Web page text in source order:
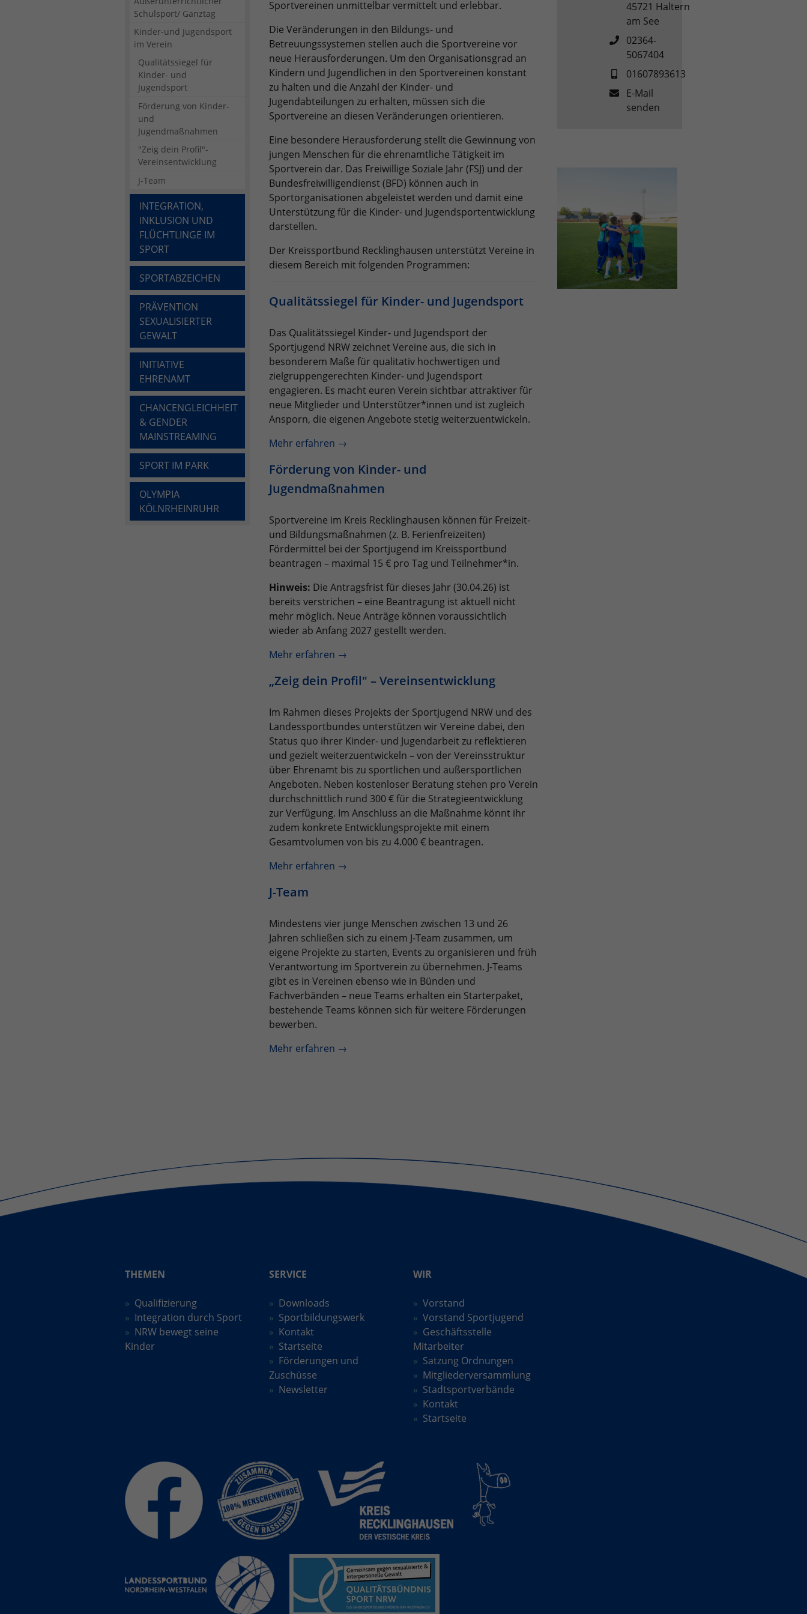
Schulsport/ Ganztag
Kinder-und Jugendsport
im Verein
Qualitätssiegel für
Kinder- und
Jugendsport
Förderung von Kinder-
und
Jugendmaßnahmen
"Zeig dein Profil"-
Vereinsentwicklung
J-Team
INTEGRATION,
INKLUSION UND
FLÜCHTLINGE IM
SPORT
SPORTABZEICHEN
PRÄVENTION
SEXUALISIERTER
GEWALT
INITIATIVE
EHRENAMT
CHANCENGLEICHHEIT
& GENDER
MAINSTREAMING
SPORT IM PARK
OLYMPIA
KÖLNRHEINRUHR
Sportvereinen unmittelbar vermittelt und erlebbar.
Die Veränderungen in den Bildungs- und
Betreuungssystemen stellen auch die Sportvereine vor
neue Herausforderungen. Um den Organisationsgrad an
Kindern und Jugendlichen in den Sportvereinen konstant
zu halten und die Anzahl der Kinder- und
Jugendabteilungen zu erhalten, müssen sich die
Sportvereine an diesen Veränderungen orientieren.
Eine besondere Herausforderung stellt die Gewinnung von
jungen Menschen für die ehrenamtliche Tätigkeit im
Sportverein dar. Das Freiwillige Soziale Jahr (FSJ) und der
Bundesfreiwilligendienst (BFD) können auch in
Sportorganisationen abgeleistet werden und damit eine
Unterstützung für die Kinder- und Jugendsportentwicklung
darstellen.
Der Kreissportbund Recklinghausen unterstützt Vereine in
diesem Bereich mit folgenden Programmen:
Qualitätssiegel für Kinder- und Jugendsport
Das Qualitätssiegel Kinder- und Jugendsport der
Sportjugend NRW zeichnet Vereine aus, die sich in
besonderem Maße für qualitativ hochwertigen und
zielgruppengerechten Kinder- und Jugendsport
engagieren. Es macht euren Verein sichtbar attraktiver für
neue Mitglieder und Unterstützer*innen und ist zugleich
Ansporn, die eigenen Angebote stetig weiterzuentwickeln.
Mehr erfahren →
Förderung von Kinder- und
Jugendmaßnahmen
Sportvereine im Kreis Recklinghausen können für Freizeit-
und Bildungsmaßnahmen (z. B. Ferienfreizeiten)
Fördermittel bei der Sportjugend im Kreissportbund
beantragen – maximal 15 € pro Tag und Teilnehmer*in.
Hinweis: Die Antragsfrist für dieses Jahr (30.04.26) ist
bereits verstrichen – eine Beantragung ist aktuell nicht
mehr möglich. Neue Anträge können voraussichtlich
wieder ab Anfang 2027 gestellt werden.
Mehr erfahren →
„Zeig dein Profil" – Vereinsentwicklung
Im Rahmen dieses Projekts der Sportjugend NRW und des
Landessportbundes unterstützen wir Vereine dabei, den
Status quo ihrer Kinder- und Jugendarbeit zu reflektieren
und gezielt weiterzuentwickeln – von der Vereinsstruktur
über Ehrenamt bis zu sportlichen und außersportlichen
Angeboten. Neben kostenloser Beratung stehen pro Verein
durchschnittlich rund 300 € für die Strategieentwicklung
zur Verfügung. Im Anschluss an die Maßnahme könnt ihr
zudem konkrete Entwicklungsprojekte mit einem
Gesamtvolumen von bis zu 4.000 € beantragen.
Mehr erfahren →
J-Team
Mindestens vier junge Menschen zwischen 13 und 26
Jahren schließen sich zu einem J-Team zusammen, um
eigene Projekte zu starten, Events zu organisieren und früh
Verantwortung im Sportverein zu übernehmen. J-Teams
gibt es in Vereinen ebenso wie in Bünden und
Fachverbänden – neue Teams erhalten ein Starterpaket,
bestehende Teams können sich für weitere Förderungen
bewerben.
Mehr erfahren →
45721 Haltern
am See
02364-
5067404
01607893613
E-Mail
senden
THEMEN
Qualifizierung
Integration durch Sport
NRW bewegt seine
Kinder
SERVICE
Downloads
Sportbildungswerk
Kontakt
Startseite
Förderungen und
Zuschüsse
Newsletter
WIR
Vorstand
Vorstand Sportjugend
Geschäftsstelle
Mitarbeiter
Satzung Ordnungen
Mitgliederversammlung
Stadtsportverbände
Kontakt
Startseite
Zweck
Benutzer-Logins die Session-ID. So kann der
und es wird ihm Zugang zu geschützten
Bereichen gewährt.
Zweck
für den Analysebericht der Website zu
verfolgen. Die Cookies speichern
Informationen anonym und weisen eine
randoly generierte Nummer zu, um
eindeutige Besucher zu identifizieren.
Name _gid
Laufzeit 1 Tag
Zweck
Dieses Cookie wird von Google Analytics
installiert. Das Cookie wird verwendet, um
Informationen darüber zu speichern, wie
Besucher eine Website nutzen, und hilft bei
wie es der Website geht. Die erhobenen
Daten umfassen die Anzahl der Besucher, die
Quelle, aus der sie stammen, und die Seiten
Anbieter Google Analytics
Laufzeit 1 Minute
Zweck
Dieser Cookie identifiziert die Besucher nach
Alter, Geschlecht oder Interessen und nutzt
dazu den DoubleClick des Google Tag
Manager, um die gezielte
Name _ga_JRB5FR1S7D
Anbieter Google LLC
Laufzeit 2 Jahre
Wird verwendet, um den Sitzungsstatus zu
erhalten.
Zweck
Das NID-Cookie enthält eine eindeutige ID,
über die Google Ihre bevorzugten
Einstellungen und andere Informationen
speichert, insbesondere Ihre bevorzugte
Sprache (z. B. Deutsch), wie viele
Suchergebnisse pro Seite angezeigt werden
sollen (z. B. 10 oder 20) und ob der Google
SafeSearch-Filter aktiviert sein soll.
Wir verwenden auf unserer Website externe Inhalte, um Ihnen
zusätzliche Informationen anzubieten.